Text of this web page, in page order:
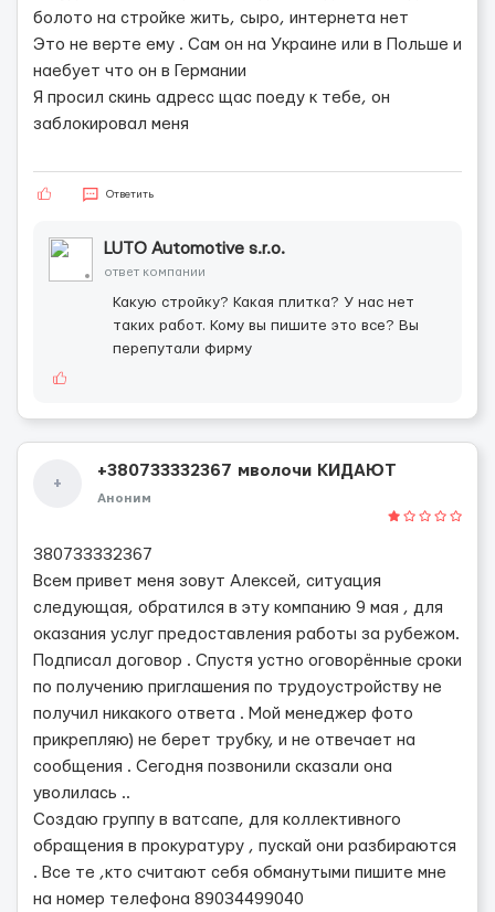
болото на стройке жить, сыро, интернета нет
Это не верте ему . Сам он на Украине или в Польше и
наебует что он в Германии
Я просил скинь адресс щас поеду к тебе, он
заблокировал меня
Ответить
LUTO Automotive s.r.o.
ответ компании
Какую стройку? Какая плитка? У нас нет
таких работ. Кому вы пишите это все? Вы
перепутали фирму
+
+380733332367 мволочи КИДАЮТ
Аноним
380733332367
Всем привет меня зовут Алексей, ситуация
следующая, обратился в эту компанию 9 мая , для
оказания услуг предоставления работы за рубежом.
Подписал договор . Спустя устно оговорённые сроки
по получению приглашения по трудоустройству не
получил никакого ответа . Мой менеджер фото
прикрепляю) не берет трубку, и не отвечает на
сообщения . Сегодня позвонили сказали она
уволилась ..
Создаю группу в ватсапе, для коллективного
обращения в прокуратуру , пускай они разбираются
. Все те ,кто считают себя обманутыми пишите мне
на номер телефона 89034499040